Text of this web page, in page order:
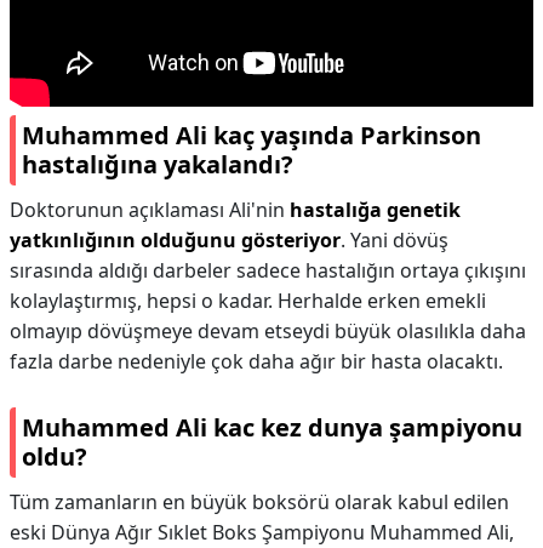
Muhammed Ali kaç yaşında Parkinson
hastalığına yakalandı?
Doktorunun açıklaması Ali'nin hastalığa genetik
yatkınlığının olduğunu gösteriyor. Yani dövüş
sırasında aldığı darbeler sadece hastalığın ortaya çıkışını
kolaylaştırmış, hepsi o kadar. Herhalde erken emekli
olmayıp dövüşmeye devam etseydi büyük olasılıkla daha
fazla darbe nedeniyle çok daha ağır bir hasta olacaktı.
Muhammed Ali kac kez dunya şampiyonu
oldu?
Tüm zamanların en büyük boksörü olarak kabul edilen
eski Dünya Ağır Sıklet Boks Şampiyonu Muhammed Ali,